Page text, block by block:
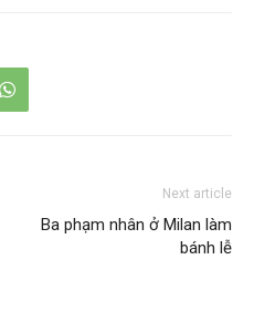
Next article
Ba phạm nhân ở Milan làm
bánh lễ